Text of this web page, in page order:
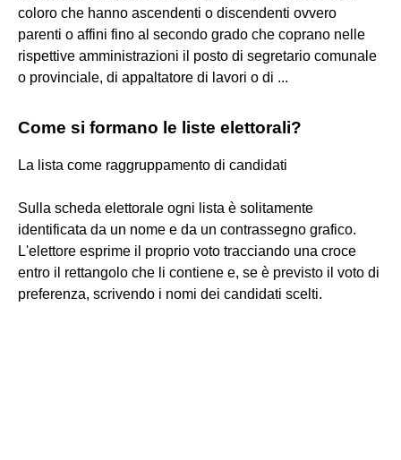
coloro che hanno ascendenti o discendenti ovvero
parenti o affini fino al secondo grado che coprano nelle
rispettive amministrazioni il posto di segretario comunale
o provinciale, di appaltatore di lavori o di ...
Come si formano le liste elettorali?
La lista come raggruppamento di candidati
Sulla scheda elettorale ogni lista è solitamente
identificata da un nome e da un contrassegno grafico.
L'elettore esprime il proprio voto tracciando una croce
entro il rettangolo che li contiene e, se è previsto il voto di
preferenza, scrivendo i nomi dei candidati scelti.